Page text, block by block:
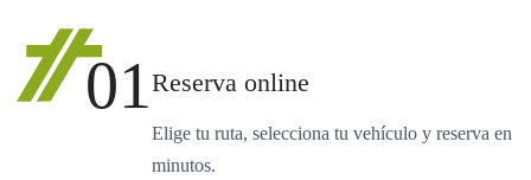
01Reserva online
Elige tu ruta, selecciona tu vehículo y reserva en
minutos.